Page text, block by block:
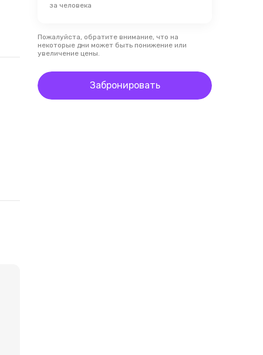
за человека
Пожалуйста, обратите внимание, что на
некоторые дни может быть понижение или
увеличение цены.
Забронировать